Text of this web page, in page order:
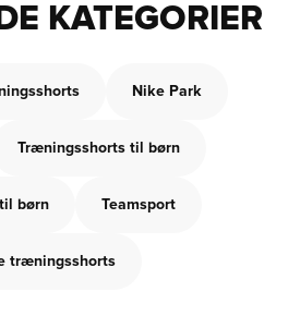
KATEGORIER
Nike Park
Træningsshorts til børn
børn Teamsport
træningsshorts